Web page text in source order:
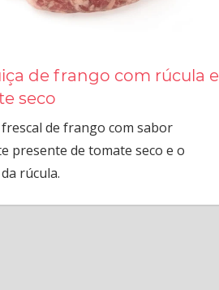
de frango com rúcula e
seco
frescal de frango com sabor
presente de tomate seco e o
rúcula.